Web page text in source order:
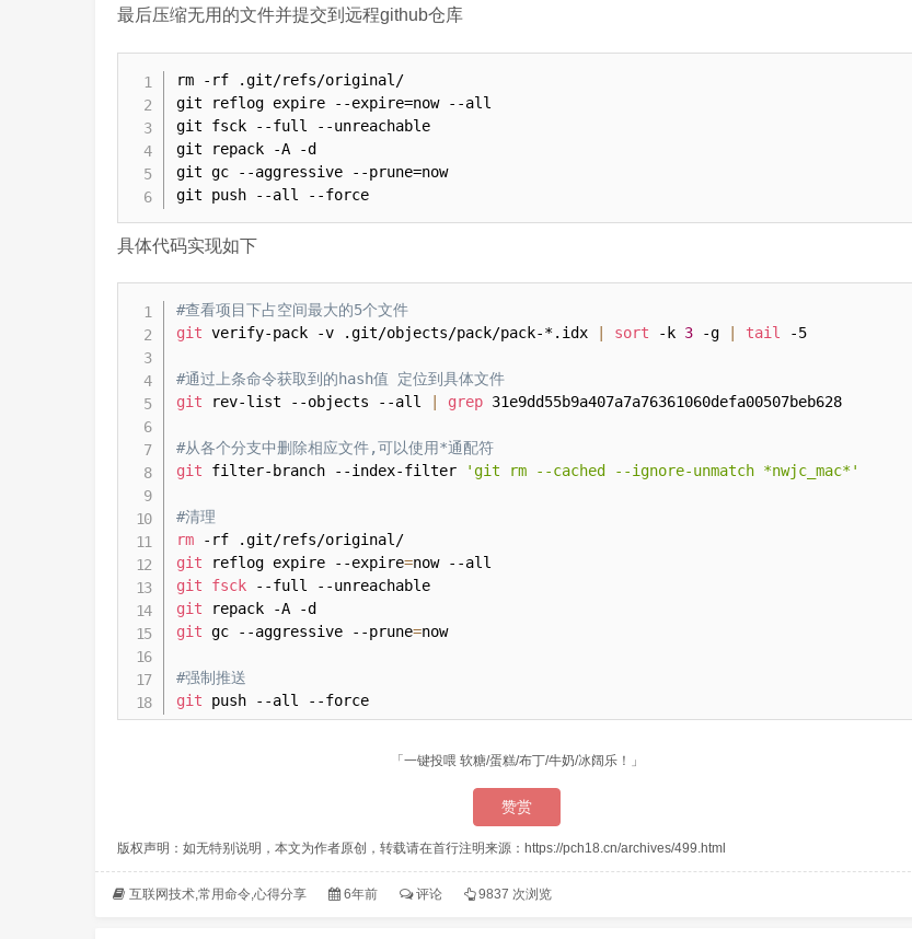
最后压缩无用的文件并提交到远程github仓库
rm -rf .git/refs/original/
git reflog expire --expire=now --all
git fsck --full --unreachable
git repack -A -d
git gc --aggressive --prune=now
git push --all --force
具体代码实现如下
#查看项目下占空间最大的5个文件
git verify-pack -v .git/objects/pack/pack-*.idx sort -k 3 -g tail -5
#通过上条命令获取到的hash值 定位到具体文件
git rev-list --objects --all grep 31e9dd55b9a407a7a76361060defa00507beb628
#从各个分支中删除相应文件,可以使用*通配符
git filter-branch --index-filter 'git rm --cached --ignore-unmatch *nwjc_mac*'
#清理
rm
git reflog expire --expire=
git
fsck
git
git gc --aggressive --prune=now
#强制推送
git push --all --force
「一键投喂 软糖/蛋糕/布丁/牛奶/冰阔乐！」
赞赏
版权声明：如无特别说明，本文为作者原创，转载请在首行注明来源： https://pch18.cn/archives/499.html
互联网技术,常用命令,心得分享 6年前 评论 9837 次浏览